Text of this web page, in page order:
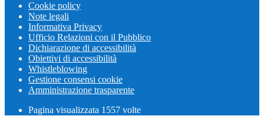
Cookie policy
Note legali
Informativa Privacy
Ufficio Relazioni con il Pubblico
Dichiarazione di accessibilità
Obiettivi di accessibilità
Whistleblowing
Gestione consensi cookie
Amministrazione trasparente
Pagina visualizzata 1557 volte